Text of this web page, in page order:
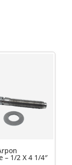
– 1/2 X 4 1/4″